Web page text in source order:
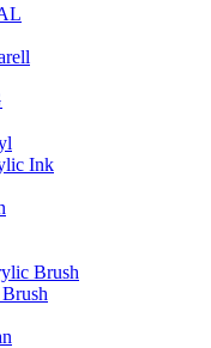
Ink
Brush